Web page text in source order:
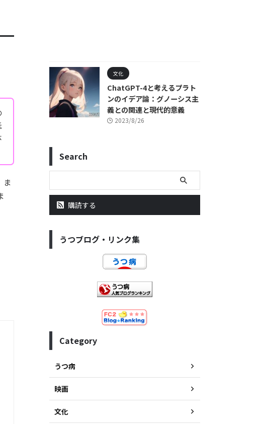
ま
文化
ChatGPT-4と考えるプラト
ンのイデア論：グノーシス主
義との関連と現代的意義
2023/8/26
Search
購読する
うつブログ・リンク集
Category
うつ病
映画
文化